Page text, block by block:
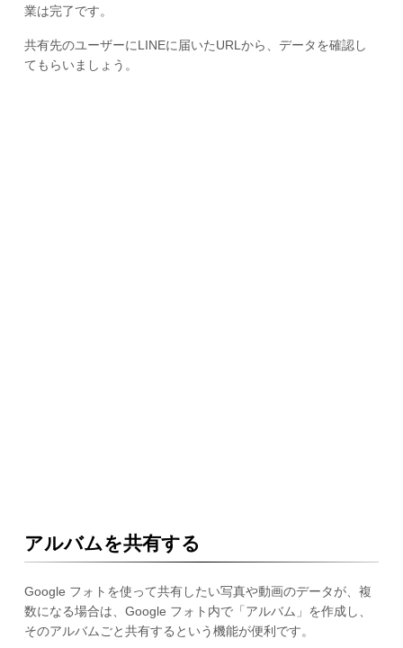
業は完了です。
共有先のユーザーにLINEに届いたURLから、データを確認し
てもらいましょう。
アルバムを共有する
Google フォトを使って共有したい写真や動画のデータが、複
数になる場合は、Google フォト内で「アルバム」を作成し、
そのアルバムごと共有するという機能が便利です。